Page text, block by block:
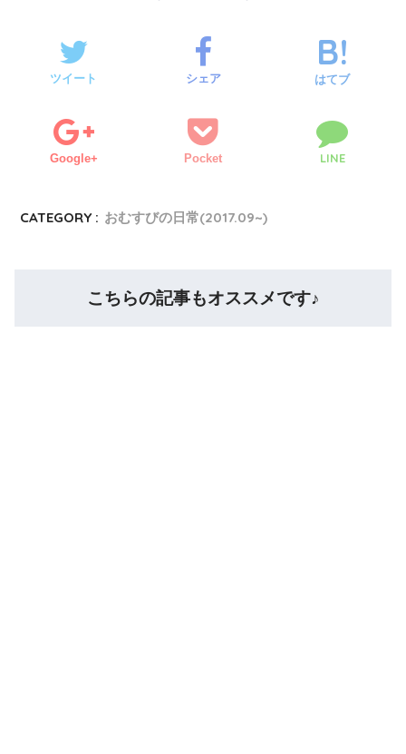
ツイート シェア はてブ
Google+ Pocket LINE
CATEGORY : おむすびの日常(2017.09~)
こちらの記事もオススメです♪